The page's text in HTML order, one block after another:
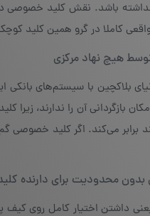
باشد. نقش کلید خصوصی
کاملا در گرو همین کلید
هیچ نهاد مرکزی
بلاکچین با سیستم‌های بانکی
بازگردانی آن را ندارند،
برابر می‌کند. اگر کلید
بدون محدودیت برای دارنده
داشتن اختیار کامل روی کیف